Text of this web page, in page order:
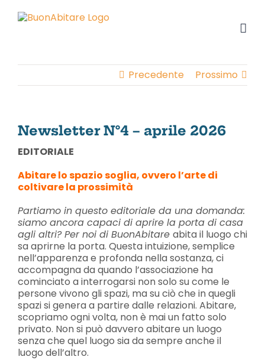
Precedente Prossimo
Newsletter N°4 – aprile 2026
EDITORIALE
Abitare lo spazio soglia, ovvero l’arte di
coltivare la prossimità
Partiamo in questo editoriale da una domanda:
siamo ancora capaci di aprire la porta di casa
agli altri? Per noi di BuonAbitare abita il luogo chi
sa aprirne la porta. Questa intuizione, semplice
nell’apparenza e profonda nella sostanza, ci
accompagna da quando l’associazione ha
cominciato a interrogarsi non solo su come le
persone vivono gli spazi, ma su ciò che in quegli
spazi si genera a partire dalle relazioni. Abitare,
scopriamo ogni volta, non è mai un fatto solo
privato. Non si può davvero abitare un luogo
senza che quel luogo sia da sempre anche il
luogo dell’altro.